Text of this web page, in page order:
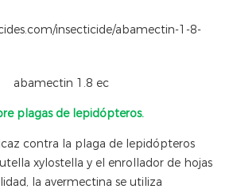
insecticide/abamectin-1-8-
plagas de lepidópteros.
contra la plaga de lepidópteros
xylostella y el enrollador de hojas
la avermectina se utiliza